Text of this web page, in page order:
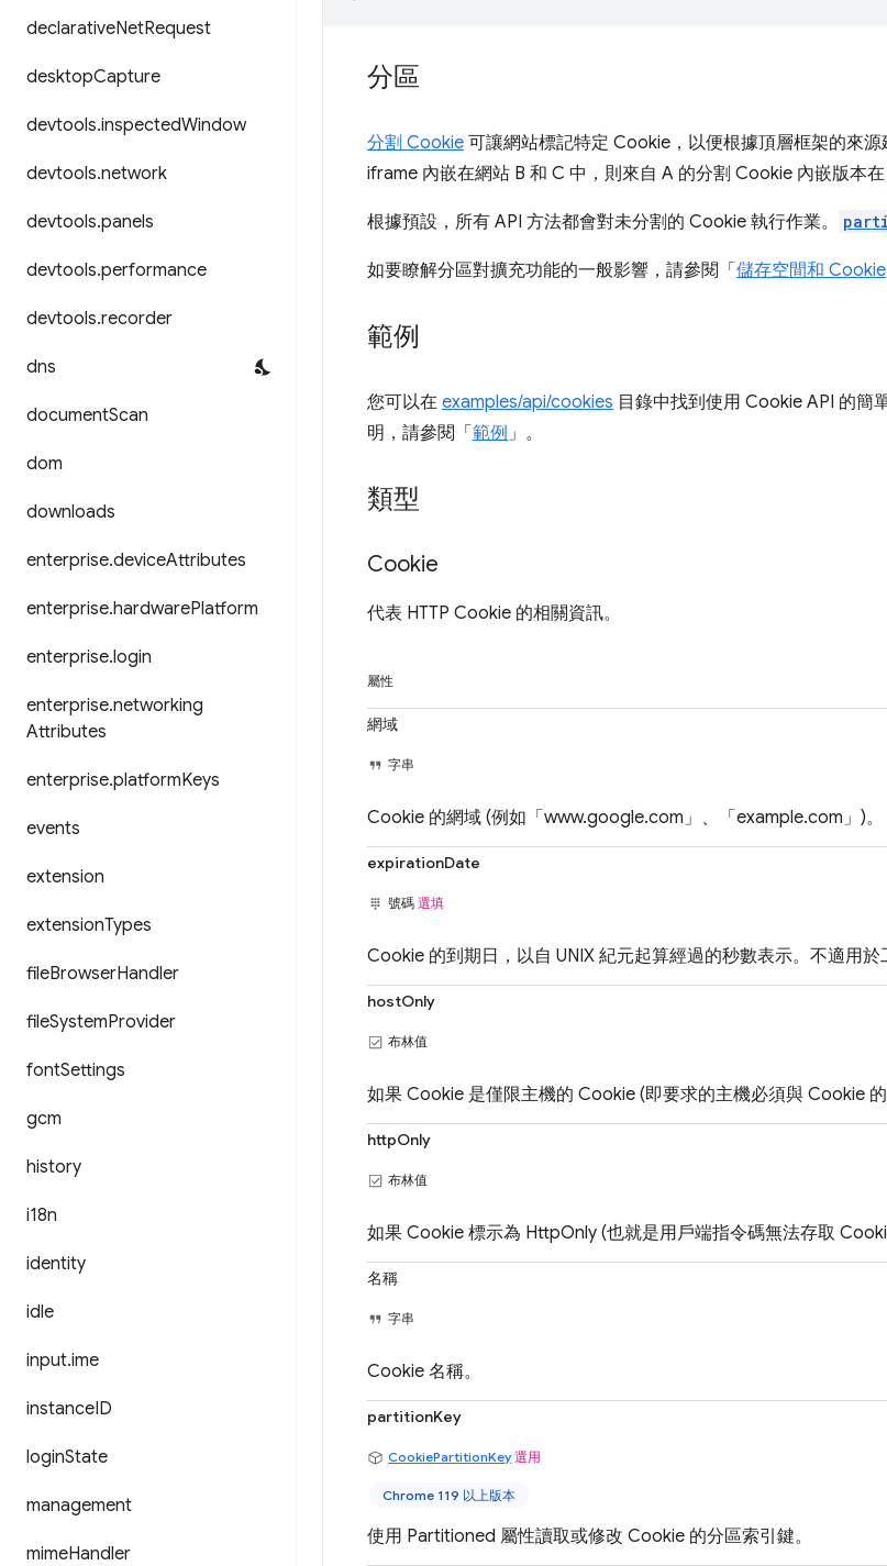
declarativeNetRequest
desktopCapture
devtools.inspectedWindow
devtools.network
devtools.panels
devtools.performance
devtools.recorder
dns
documentScan
dom
downloads
enterprise.deviceAttributes
enterprise.hardwarePlatform
enterprise.login
enterprise.networking
Attributes
enterprise.platformKeys
events
extension
extensionTypes
fileBrowserHandler
fileSystemProvider
fontSettings
gcm
history
i18n
identity
idle
input.ime
instanceID
loginState
management
mimeHandler
分區
分割 Cookie 可讓網站標記特定 Cookie，以便根據頂層框架的來
iframe 內嵌在網站 B 和 C 中，則來自 A 的分割 Cookie 內嵌版本在
根據預設，所有 API 方法都會對未分割的 Cookie 執行作業。
如要瞭解分區對擴充功能的一般影響，請參閱「 儲存空間和 Cookie
範例
您可以在 examples/api/cookies 目錄中找到使用 Cookie API 的簡
明，請參閱「 範例 」。
類型
Cookie
代表 HTTP Cookie 的相關資訊。
屬性
網域
字串
Cookie 的網域 (例如「www.google.com」、「example.com」)。
expirationDate
號碼 選填
Cookie 的到期日，以自 UNIX 紀元起算經過的秒數表示。不適用於
hostOnly
布林值
如果 Cookie 是僅限主機的 Cookie (即要求的主機必須與 Cookie 的
httpOnly
布林值
如果 Cookie 標示為 HttpOnly (也就是用戶端指令碼無法存取
名稱
字串
Cookie 名稱。
partitionKey
CookiePartitionKey 選用
Chrome 119 以上版本
使用 Partitioned 屬性讀取或修改 Cookie 的分區索引鍵。